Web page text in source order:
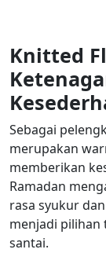
Knitted
Sebagai
merupakan
memberikan
Ramadan
rasa syukur
menjadi pilihan
santai.